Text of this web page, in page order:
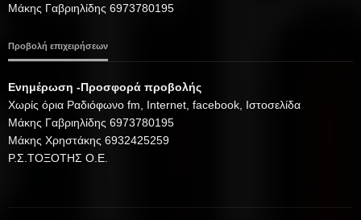
Μάκης Γαβριηλίδης 6973780195
Προβολή επιχειρήσεων
Ενημέρωση -Προσφορά προβολής
Xωρίς όρια Ραδιόφωνο fm, Internet, facebook, Ιστοσελίδα
Μάκης Γαβριηλίδης 6973780195
Μάκης Χρηστάκης 6932425259
Ρ.Σ.ΤΟΞΟΤΗΣ Ο.Ε.